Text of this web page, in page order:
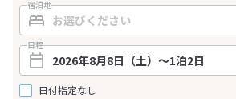
宿泊地
日程
日付指定なし